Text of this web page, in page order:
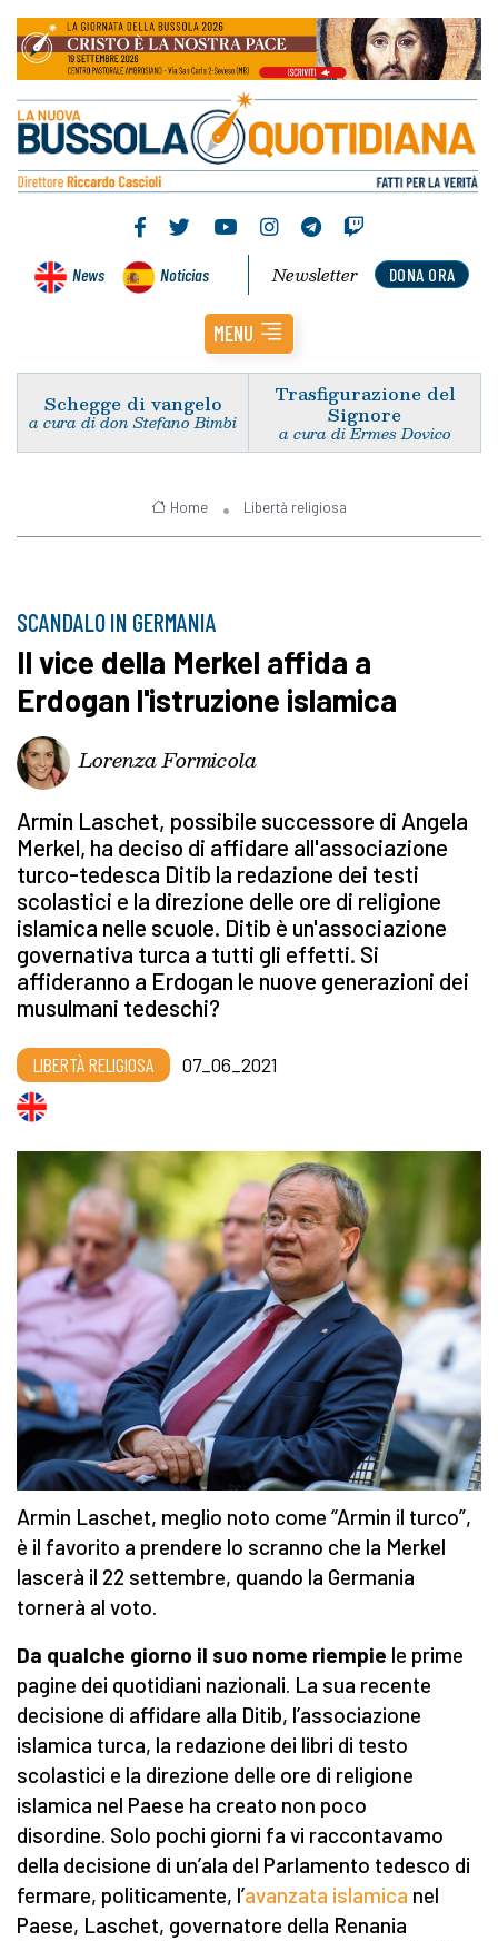
News Noticias DONA ORA
Newsletter
MENU
Schegge di vangelo
a cura di don Stefano Bimbi
Trasfigurazione del
Signore
a cura di Ermes Dovico
Home Libertà religiosa
SCANDALO IN GERMANIA
Il vice della Merkel affida a
Erdogan l'istruzione islamica
Lorenza Formicola
Armin Laschet, possibile successore di Angela
Merkel, ha deciso di affidare all'associazione
turco-tedesca Ditib la redazione dei testi
scolastici e la direzione delle ore di religione
islamica nelle scuole. Ditib è un'associazione
governativa turca a tutti gli effetti. Si
affideranno a Erdogan le nuove generazioni dei
musulmani tedeschi?
LIBERTÀ RELIGIOSA 07_06_2021
Armin Laschet, meglio noto come “Armin il turco”,
è il favorito a prendere lo scranno che la Merkel
lascerà il 22 settembre, quando la Germania
tornerà al voto.
Da qualche giorno il suo nome riempie le prime
pagine dei quotidiani nazionali. La sua recente
decisione di affidare alla Ditib, l’associazione
islamica turca, la redazione dei libri di testo
scolastici e la direzione delle ore di religione
islamica nel Paese ha creato non poco
disordine. Solo pochi giorni fa vi raccontavamo
della decisione di un’ala del Parlamento tedesco di
fermare, politicamente, l’avanzata islamica nel
Paese, Laschet, governatore della Renania